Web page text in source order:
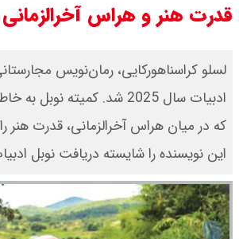
قدرت هنر و هراس آخرالزمانی
لسلو کراسناهورکایی، رمان‌نویس
ادبیات سال 2025 شد. کمیته
که در میان هراس آخرالزمانی، قدرت هنر
این نویسنده را شایسته دریافت نوبل